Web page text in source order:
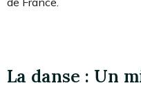
La danse : Un